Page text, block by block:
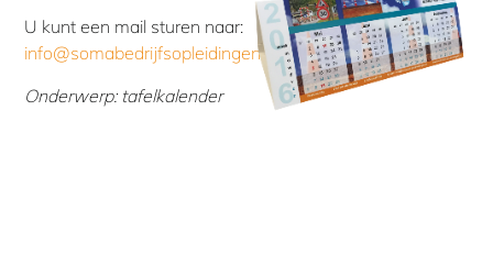
U kunt een mail sturen naar:
info@somabedrijfsopleidingen.nl
Onderwerp: tafelkalender